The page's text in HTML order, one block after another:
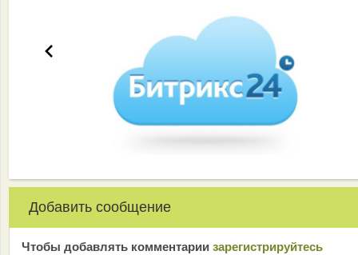
Добавить сообщение
Чтобы добавлять комментарии зарeгиcтрирyйтeсь